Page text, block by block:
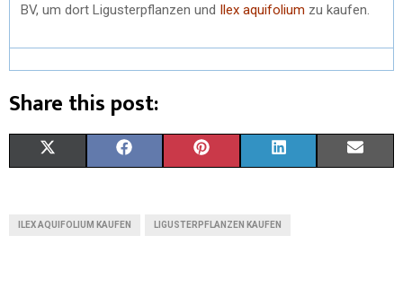
BV, um dort Ligusterpflanzen und Ilex aquifolium zu kaufen.
Share this post:
ILEX AQUIFOLIUM KAUFEN LIGUSTERPFLANZEN KAUFEN